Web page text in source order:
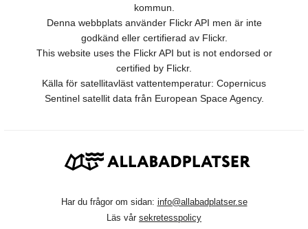
kommun.
Denna webbplats använder Flickr API men är inte
godkänd eller certifierad av Flickr.
This website uses the Flickr API but is not endorsed or
certified by Flickr.
Källa för satellitavläst vattentemperatur: Copernicus
Sentinel satellit data från European Space Agency.
Har du frågor om sidan: info@allabadplatser.se
Läs vår sekretesspolicy